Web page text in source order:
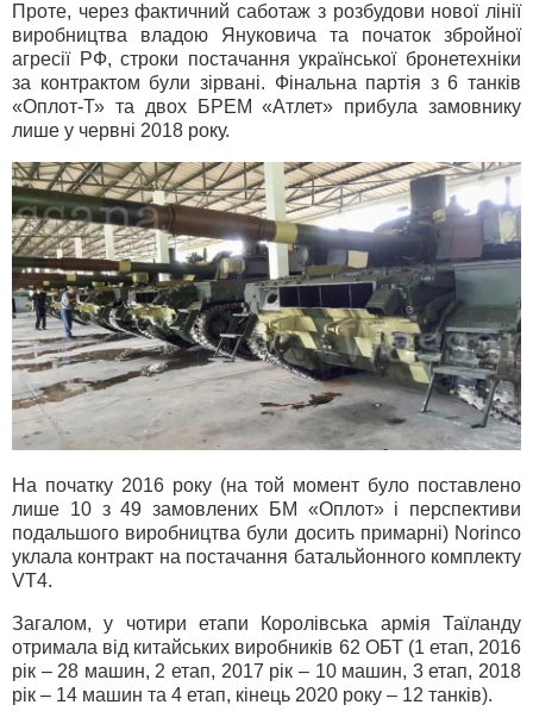
Проте, через фактичний саботаж з розбудови нової лінії
виробництва владою Януковича та початок збройної
агресії РФ, строки постачання української бронетехніки
за контрактом були зірвані. Фінальна партія з 6 танків
«Оплот-Т» та двох БРЕМ «Атлет» прибула замовнику
лише у червні 2018 року.
На початку 2016 року (на той момент було поставлено
лише 10 з 49 замовлених БМ «Оплот» і перспективи
подальшого виробництва були досить примарні) Norinco
уклала контракт на постачання батальйонного комплекту
VT4.
Загалом, у чотири етапи Королівська армія Таїланду
отримала від китайських виробників 62 ОБТ (1 етап, 2016
рік – 28 машин, 2 етап, 2017 рік – 10 машин, 3 етап, 2018
рік – 14 машин та 4 етап, кінець 2020 року – 12 танків).